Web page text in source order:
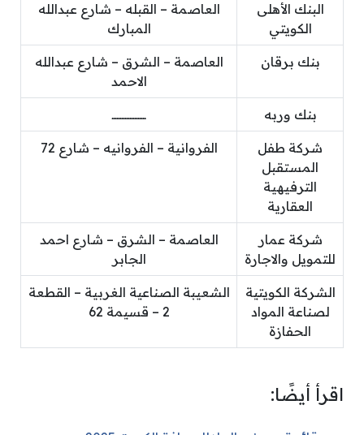
البنك الأهلى
الكويتي
العاصمة – القبله – شارع عبدالله
المبارك
بنك برقان
العاصمة – الشرق – شارع عبدالله
الاحمد
بنك وربه ـــــــــــــــــــــ
شركة طفل
المستقبل
الترفيهية
العقارية
الفروانية – الفروانيه – شارع 72
شركة عمار
للتمويل والاجارة
العاصمة – الشرق – شارع احمد
الجابر
الشركة الكويتية
لصناعة المواد
الحفازة
الشعيبة الصناعية الغربية – القطعة
2 – قسيمة 62
اقرأ أيضًا: